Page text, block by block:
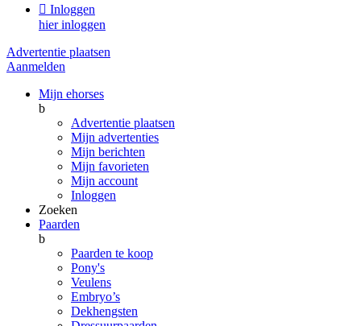
 Inloggen
hier inloggen
Advertentie plaatsen
Aanmelden
Mijn ehorses
b
Advertentie plaatsen
Mijn advertenties
Mijn berichten
Mijn favorieten
Mijn account
Inloggen
Zoeken
Paarden
b
Paarden te koop
Pony's
Veulens
Embryo’s
Dekhengsten